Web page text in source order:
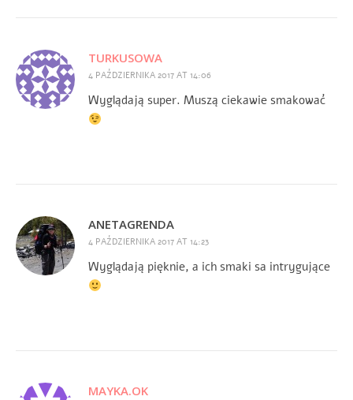
TURKUSOWA
4 PAŹDZIERNIKA 2017 AT 14:06
Wyglądają super. Muszą ciekawie smakować
ANETAGRENDA
4 PAŹDZIERNIKA 2017 AT 14:23
Wyglądają pięknie, a ich smaki sa intrygujące
MAYKA.OK